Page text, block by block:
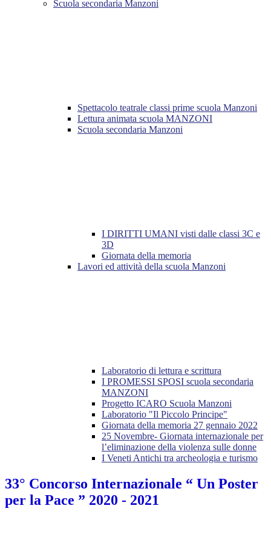
Scuola secondaria Manzoni
Spettacolo teatrale classi prime scuola Manzoni
Lettura animata scuola MANZONI
Scuola secondaria Manzoni
I DIRITTI UMANI visti dalle classi 3C e
3D
Giornata della memoria
Lavori ed attività della scuola Manzoni
Laboratorio di lettura e scrittura
I PROMESSI SPOSI scuola secondaria
MANZONI
Progetto ICARO Scuola Manzoni
Laboratorio "Il Piccolo Principe"
Giornata della memoria 27 gennaio 2022
25 Novembre- Giornata internazionale per
l’eliminazione della violenza sulle donne
I Veneti Antichi tra archeologia e turismo
33° Concorso Internazionale “ Un Poster
per la Pace ” 2020 - 2021